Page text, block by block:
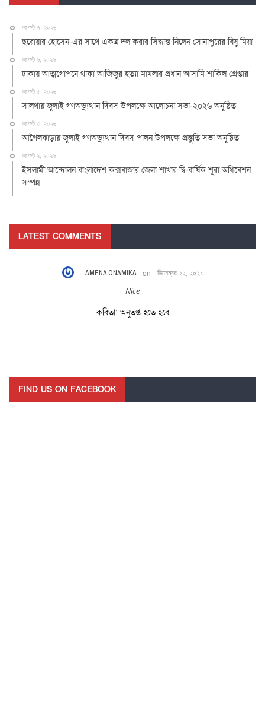
আগস্ট ৭, ২০২৬
ছরোয়ার হোসেন-এর সাথে একত্র দল করার সিদ্ধান্ত নিলেন সোনাপুরের বিষু মিয়া
আগস্ট ৬, ২০২৬
ঢাকায় আত্মগোপনে থাকা আজিজুর হত্যা মামলার প্রধান আসামি শাকিল গ্রেপ্তার
আগস্ট ৫, ২০২৬
সালথায় জুলাই গণঅভ্যুত্থান দিবস উপলক্ষে আলোচনা সভা-২০২৬ অনুষ্ঠিত
আগস্ট ৩, ২০২৬
আগৈলঝাড়ায় জুলাই গণঅভ্যুত্থান দিবস পালন উপলক্ষে প্রস্তুতি সভা অনুষ্ঠিত
আগস্ট ২, ২০২৬
ইসলামী আন্দোলন বাংলাদেশ কক্সবাজার জেলা শাখার দ্বি-বার্ষিক শূরা অধিবেশন
সম্পন্ন
LATEST COMMENTS
AMENA ONAMIKA on ডিসেম্বর ২২, ২০২১
Nice
কবিতা: অনুতপ্ত হতে হবে
FIND US ON FACEBOOK